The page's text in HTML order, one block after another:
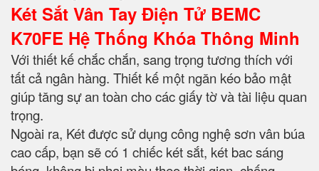
Két Sắt Vân Tay Điện Tử BEMC
K70FE Hệ Thống Khóa Thông Minh
Với thiết kế chắc chắn, sang trọng tương thích với
tất cả ngân hàng. Thiết kế một ngăn kéo bảo mật
giúp tăng sự an toàn cho các giấy tờ và tài liệu quan
trọng.
Ngoài ra, Két được sử dụng công nghệ sơn vân búa
cao cấp, bạn sẽ có 1 chiếc két sắt, két bac sáng